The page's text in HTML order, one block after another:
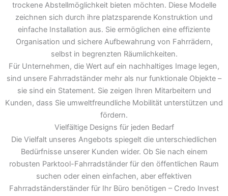
trockene Abstellmöglichkeit bieten möchten. Diese Modelle
zeichnen sich durch ihre platzsparende Konstruktion und
einfache Installation aus. Sie ermöglichen eine effiziente
Organisation und sichere Aufbewahrung von Fahrrädern,
selbst in begrenzten Räumlichkeiten.
Für Unternehmen, die Wert auf ein nachhaltiges Image legen,
sind unsere Fahrradständer mehr als nur funktionale Objekte –
sie sind ein Statement. Sie zeigen Ihren Mitarbeitern und
Kunden, dass Sie umweltfreundliche Mobilität unterstützen und
fördern.
Vielfältige Designs für jeden Bedarf
Die Vielfalt unseres Angebots spiegelt die unterschiedlichen
Bedürfnisse unserer Kunden wider. Ob Sie nach einem
robusten Parktool-Fahrradständer für den öffentlichen Raum
suchen oder einen einfachen, aber effektiven
Fahrradständerständer für Ihr Büro benötigen – Credo Invest